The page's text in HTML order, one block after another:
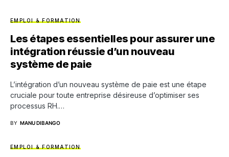
EMPLOI & FORMATION
Les étapes essentielles pour assurer une
intégration réussie d’un nouveau
système de paie
L’intégration d’un nouveau système de paie est une étape
cruciale pour toute entreprise désireuse d’optimiser ses
processus RH.…
BY MANU DIBANGO
EMPLOI & FORMATION